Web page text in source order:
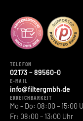
TELEFON
02173 – 89560-0
E-MAIL
info@filtergmbh.de
ERREICHBARKEIT
Mo – Do: 08:00 – 15:00
Fr: 08:00 – 13:00 Uhr